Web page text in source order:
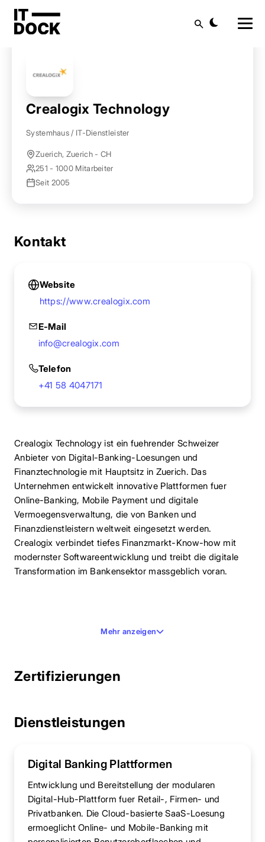
Startseite Anbieter finden
Crealogix Technology
Systemhaus / IT-Dienstleister
Zuerich, Zuerich - CH
251 - 1000 Mitarbeiter
Seit 2005
Kontakt
Website
https://www.crealogix.com
E-Mail
info@crealogix.com
Telefon
+41 58 4047171
Crealogix Technology ist ein fuehrender Schweizer
Anbieter von Digital-Banking-Loesungen und
Finanztechnologie mit Hauptsitz in Zuerich. Das
Unternehmen entwickelt innovative Plattformen fuer
Online-Banking, Mobile Payment und digitale
Vermoegensverwaltung, die von Banken und
Finanzdienstleistern weltweit eingesetzt werden.
Crealogix verbindet tiefes Finanzmarkt-Know-how mit
modernster Softwareentwicklung und treibt die digitale
Transformation im Bankensektor massgeblich voran.
Mehr anzeigen
Zertifizierungen
Dienstleistungen
Digital Banking Plattformen
Entwicklung und Bereitstellung der modularen
Digital-Hub-Plattform fuer Retail-, Firmen- und
Privatbanken. Die Cloud-basierte SaaS-Loesung
ermoeglicht Online- und Mobile-Banking mit